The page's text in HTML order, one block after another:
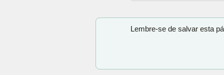
Lembre-se de salvar esta